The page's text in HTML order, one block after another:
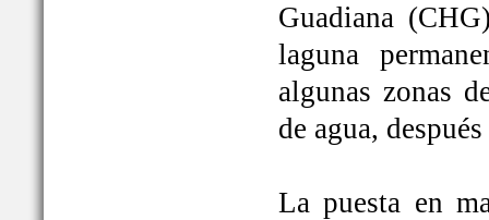
Guadiana
laguna
algunas zonas
de agua,
La puesta en